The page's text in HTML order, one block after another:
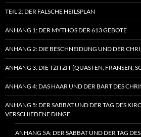
TEIL 2: DER FALSCHE HEILSPLAN
ANHANG 1: DER MYTHOS DER 613 GEBOTE
ANHANG 2: DIE BESCHNEIDUNG UND DER
ANHANG 3: DIE TZITZIT (QUASTEN, FRANSEN,
ANHANG 4: DAS HAAR UND DER BART DES
ANHANG 5: DER SABBAT UND DER TAG DES
VERSCHIEDENE DINGE
ANHANG 5A: DER SABBAT UND DER TAG